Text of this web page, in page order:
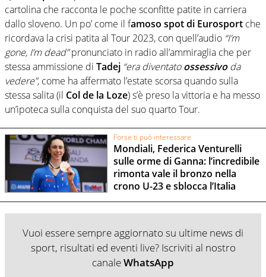
cartolina che racconta le poche sconfitte patite in carriera
dallo sloveno. Un po’ come il famoso spot di Eurosport che
ricordava la crisi patita al Tour 2023, con quell’audio “I’m
gone, I’m dead”pronunciato in radio all’ammiraglia che per
stessa ammissione di Tadej “era diventatoossessivoda
vedere”, come ha affermato l’estate scorsa quando sulla
stessa salita (il Col de la Loze) s’è preso la vittoria e ha messo
un’ipoteca sulla conquista del suo quarto Tour.
Forse ti può interessare
Mondiali, Federica Venturelli
sulle orme di Ganna: l’incredibile
rimonta vale il bronzo nella
crono U-23 e sblocca l’Italia
Vuoi essere sempre aggiornato su ultime news di
sport, risultati ed eventi live? Iscriviti al nostro
canaleWhatsApp